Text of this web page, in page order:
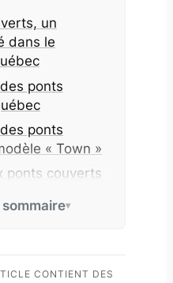
un
dans le
ponts
ponts
« Town »
ponts couverts
CONTIENT DES